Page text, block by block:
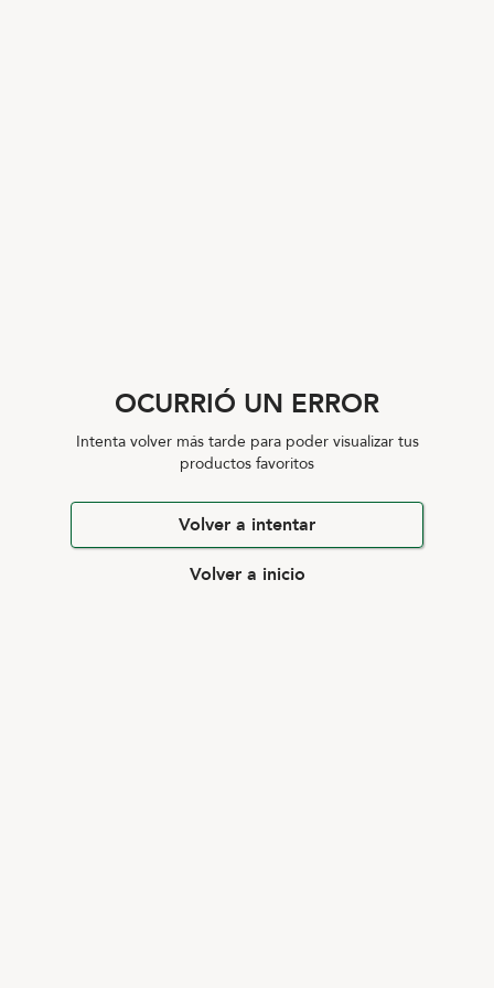
OCURRIÓ UN ERROR
Intenta volver más tarde para poder visualizar tus
productos favoritos
Volver a intentar
Volver a inicio